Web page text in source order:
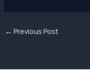
← Previous Post